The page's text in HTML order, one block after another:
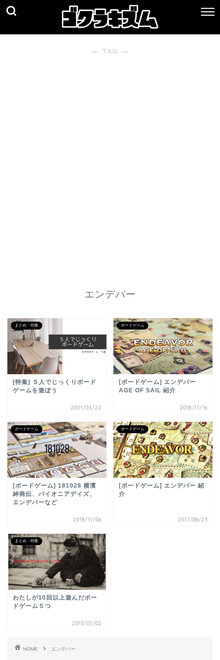
― TAG ―
エンデバー
まとめ・特集
[特集] ５人でじっくりボード
ゲームを遊ぼう
2021/03/22
ボードゲーム
[ボードゲーム] エンデバー
AGE OF SAIL 紹介
2018/11/16
ボードゲーム
[ボードゲーム] 181028 横濱
紳商伝、パイオニアデイズ、
エンデバーなど
2018/11/06
ボードゲーム
[ボードゲーム] エンデバー 紹
介
2017/08/23
まとめ・特集
わたしが10回以上遊んだボー
ドゲーム５つ
2015/07/02
HOME エンデバー